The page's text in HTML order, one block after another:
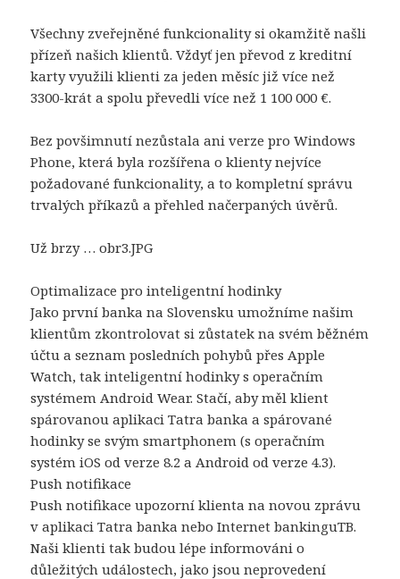
Všechny zveřejněné funkcionality si okamžitě našli
přízeň našich klientů. Vždyť jen převod z kreditní
karty využili klienti za jeden měsíc již více než
3300-krát a spolu převedli více než 1 100 000 €.
Bez povšimnutí nezůstala ani verze pro Windows
Phone, která byla rozšířena o klienty nejvíce
požadované funkcionality, a to kompletní správu
trvalých příkazů a přehled načerpaných úvěrů.
Už brzy … obr3.JPG
Optimalizace pro inteligentní hodinky
Jako první banka na Slovensku umožníme našim
klientům zkontrolovat si zůstatek na svém běžném
účtu a seznam posledních pohybů přes Apple
Watch, tak inteligentní hodinky s operačním
systémem Android Wear. Stačí, aby měl klient
spárovanou aplikaci Tatra banka a spárované
hodinky se svým smartphonem (s operačním
systém iOS od verze 8.2 a Android od verze 4.3).
Push notifikace
Push notifikace upozorní klienta na novou zprávu
v aplikaci Tatra banka nebo Internet bankinguTB.
Naši klienti tak budou lépe informováni o
důležitých událostech, jako jsou neprovedení